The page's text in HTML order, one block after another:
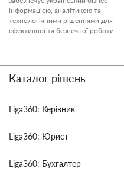
інформацією, аналітикою та
технологічними рішеннями для
ефективної та безпечної роботи.
Каталог рішень
Liga360: Керівник
Liga360: Юрист
Liga360: Бухгалтер